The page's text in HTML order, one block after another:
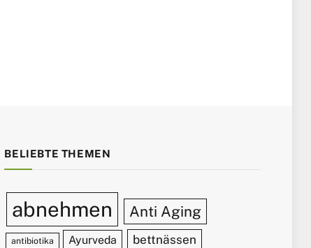
BELIEBTE THEMEN
abnehmen Anti Aging
antibiotika Ayurveda bettnässen